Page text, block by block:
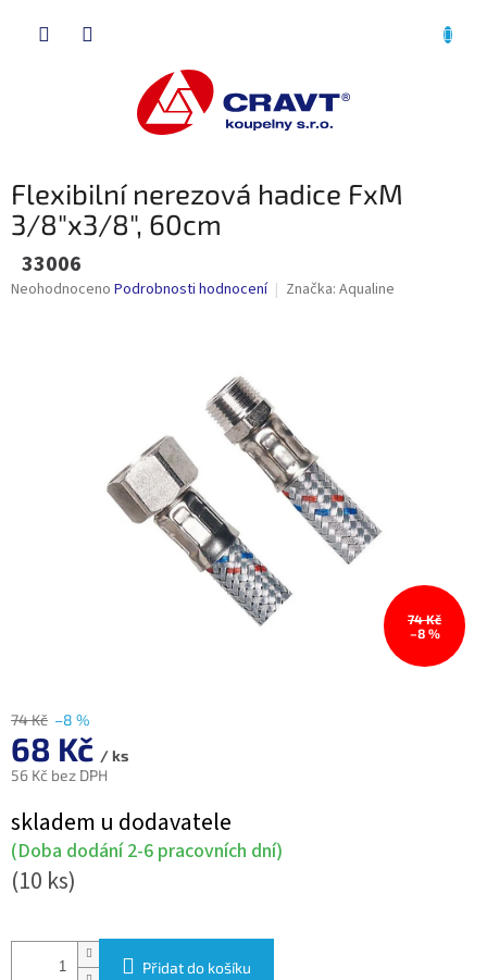
Flexibilní nerezová hadice FxM
3/8"x3/8", 60cm
33006
Průměrné
Neohodnoceno Podrobnosti hodnocení Značka: Aqualine
74 Kč
–8 %
74 Kč –8 %
68 Kč / ks
56 Kč bez DPH
cena:
skladem u dodavatele
(Doba dodání 2-6 pracovních dní)
(10 ks)
Přidat do košíku